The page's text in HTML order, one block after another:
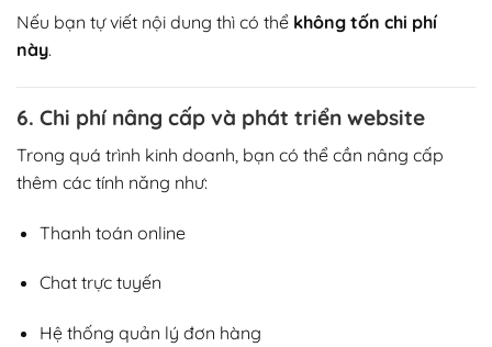
Nếu bạn tự viết nội dung thì có thể không tốn chi phí
này.
6. Chi phí nâng cấp và phát triển website
Trong quá trình kinh doanh, bạn có thể cần nâng cấp
thêm các tính năng như:
Thanh toán online
Chat trực tuyến
Hệ thống quản lý đơn hàng